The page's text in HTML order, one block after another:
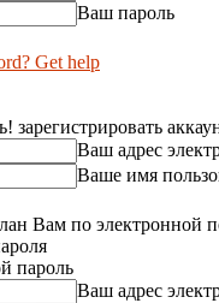
Ваш пароль
Get help
зарегистрировать
Ваш адрес
Ваше имя
Вам по электронной
пароль
Ваш адрес